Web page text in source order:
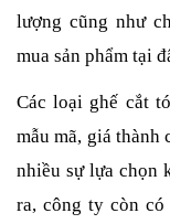
lượng cũng như
mua sản phẩm tại
Các loại ghế cắt
mẫu mã, giá
nhiều sự lựa chọn
ra, công ty còn